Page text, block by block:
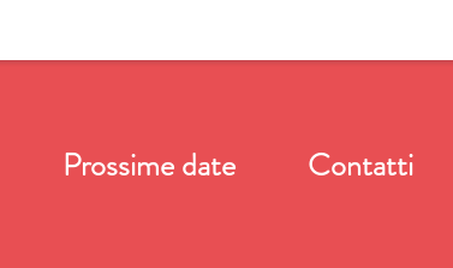
Prossime date Contatti